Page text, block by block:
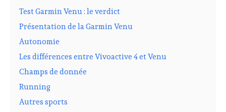
Test Garmin Venu : le verdict
Présentation de la Garmin Venu
Autonomie
Les différences entre Vivoactive 4 et Venu
Champs de donnée
Running
Autres sports